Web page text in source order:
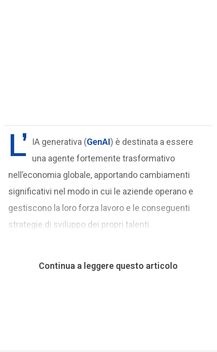
L’ IA generativa (GenAI) è destinata a essere
una agente fortemente trasformativo
nell’economia globale, apportando cambiamenti
significativi nel modo in cui le aziende operano e
gestiscono la loro forza lavoro e le conseguenti
strategie di sviluppo dei propri talenti.
Continua a leggere questo articolo